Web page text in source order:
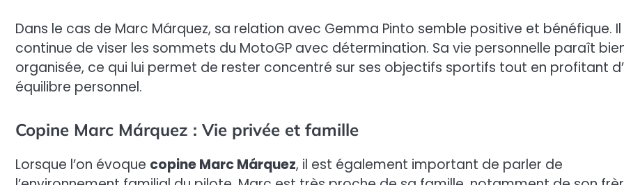
Dans le cas de Marc Márquez, sa relation avec Gemma Pinto semble positive et bénéfique. Il
continue de viser les sommets du MotoGP avec détermination. Sa vie personnelle paraît
organisée, ce qui lui permet de rester concentré sur ses objectifs sportifs tout en profitant
équilibre personnel.
Copine Marc Márquez : Vie privée et famille
Lorsque l’on évoque copine Marc Márquez, il est également important de parler de